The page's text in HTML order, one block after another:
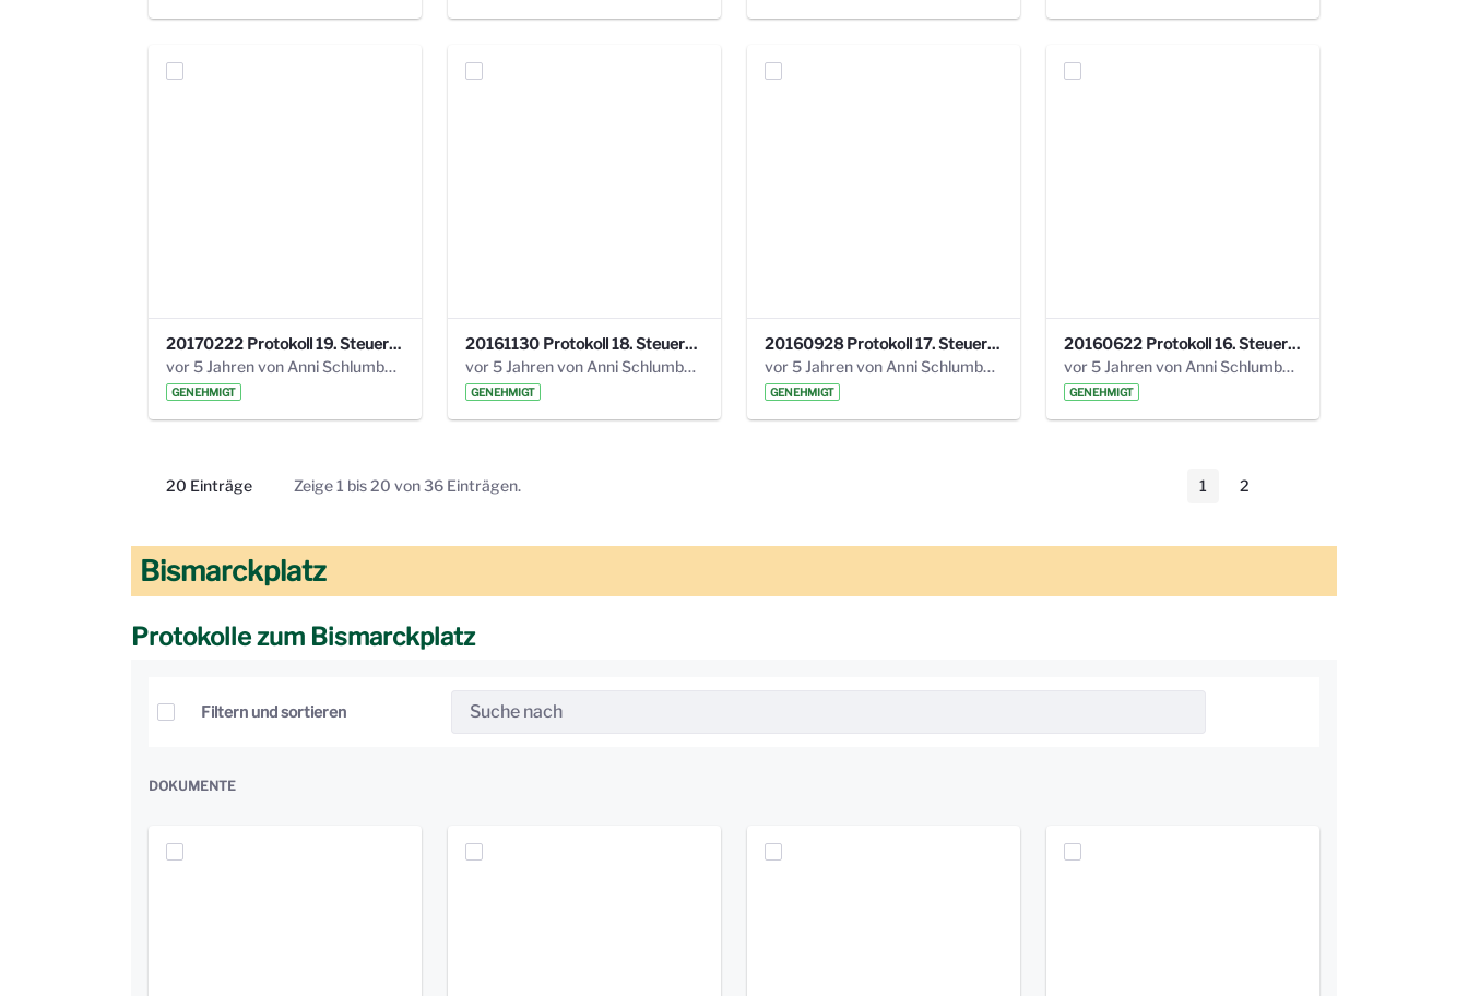
20170222 Protokoll 19. Steuerungskreis.pdf
vor 5 Jahren von Anni Schlumberger
GENEHMIGT
20161130 Protokoll 18. Steuerungskreis.pdf
vor 5 Jahren von Anni Schlumberger
GENEHMIGT
20160928 Protokoll 17. Steuerungskreis.pdf
vor 5 Jahren von Anni Schlumberger
GENEHMIGT
20160622 Protokoll 16. Steuerungskreis.pdf
vor 5 Jahren von Anni Schlumberger
GENEHMIGT
20 Einträge
Pro Seite Zeige 1 bis 20 von 36 Einträgen. Seite
1 Seite
2
Bismarckplatz
Protokolle zum Bismarckplatz
Elemente auswählen
Filtern und sortieren
DOKUMENTE